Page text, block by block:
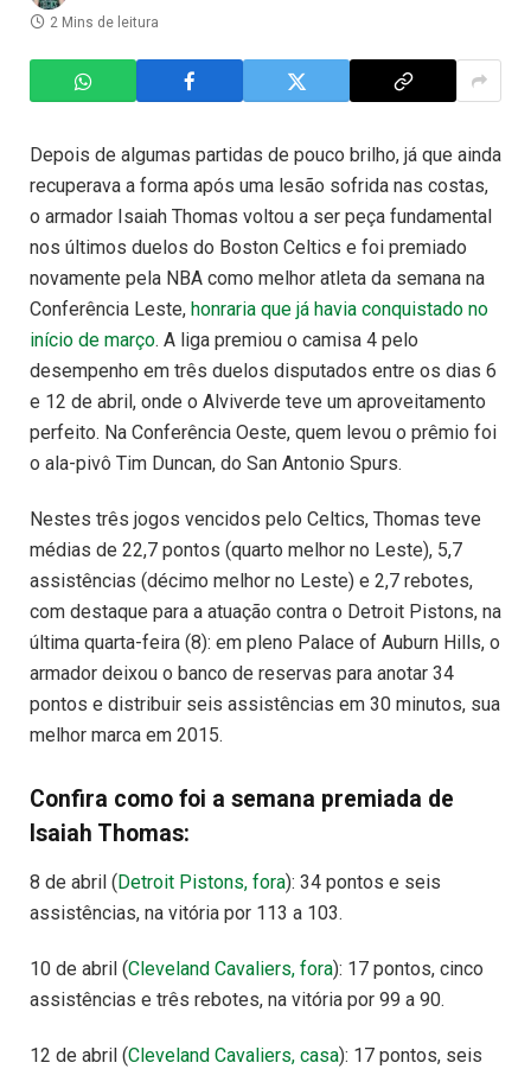
2 Mins de leitura
Depois de algumas partidas de pouco brilho, já que ainda
recuperava a forma após uma lesão sofrida nas costas,
o armador Isaiah Thomas voltou a ser peça fundamental
nos últimos duelos do Boston Celtics e foi premiado
novamente pela NBA como melhor atleta da semana na
Conferência Leste, honraria que já havia conquistado no
início de março. A liga premiou o camisa 4 pelo
desempenho em três duelos disputados entre os dias 6
e 12 de abril, onde o Alviverde teve um aproveitamento
perfeito. Na Conferência Oeste, quem levou o prêmio foi
o ala-pivô Tim Duncan, do San Antonio Spurs.
Nestes três jogos vencidos pelo Celtics, Thomas teve
médias de 22,7 pontos (quarto melhor no Leste), 5,7
assistências (décimo melhor no Leste) e 2,7 rebotes,
com destaque para a atuação contra o Detroit Pistons, na
última quarta-feira (8): em pleno Palace of Auburn Hills, o
armador deixou o banco de reservas para anotar 34
pontos e distribuir seis assistências em 30 minutos, sua
melhor marca em 2015.
Confira como foi a semana premiada de
Isaiah Thomas:
8 de abril ( Detroit Pistons, fora): 34 pontos e seis
assistências, na vitória por 113 a 103.
10 de abril (Cleveland Cavaliers, fora): 17 pontos, cinco
assistências e três rebotes, na vitória por 99 a 90.
12 de abril (Cleveland Cavaliers, casa): 17 pontos, seis